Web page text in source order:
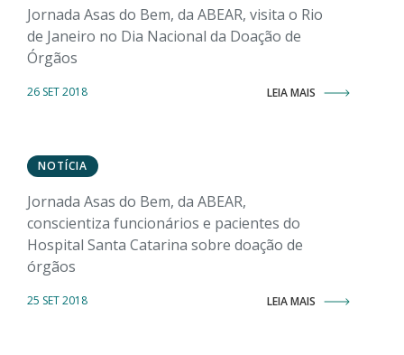
Jornada Asas do Bem, da ABEAR, visita o Rio
de Janeiro no Dia Nacional da Doação de
Órgãos
26 SET 2018 LEIA MAIS
NOTÍCIA
Jornada Asas do Bem, da ABEAR,
conscientiza funcionários e pacientes do
Hospital Santa Catarina sobre doação de
órgãos
25 SET 2018 LEIA MAIS